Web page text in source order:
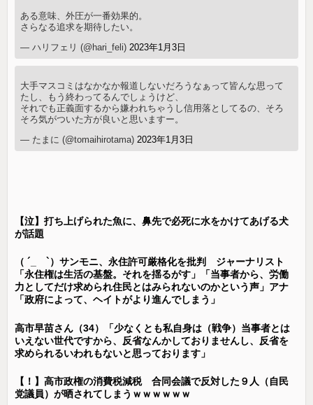
ある意味、外圧が一番効果的。
さらなる追求を期待したい。
— ハリフェリ (@hari_feli) 2023年1月3日
大手マスコミはなかなか報道しないだろうなぁって皆んな思って
たし、もう終わってるんでしょうけど、
それでも正義面するから嫌われちゃうし信用落としてるの、そろ
そろ気がついた方が良いと思いますー。
— たまに (@tomaihirotama) 2023年1月3日
【泣】打ち上げられた魚に、鼻先で必死に水をかけてあげる犬
が話題
（ ´_ゝ`）サンモニ、永住許可厳格化を批判 ジャーナリスト
「永住権は生活の基盤。それを揺るがす」「当事者から、労働
力としてだけ求められ住民とはみられないのかという声」アナ
「政府によって、ヘイトがより進んでしまう」
高市早苗さん（34）「少なくとも私自身は（戦争）当事者とは
いえない世代ですから、反省なんかしておりませんし、反省を
求められるいわれもないと思っております」
【！】高市政権の消費税減税 合同会議で反対した９人（自民
党議員）が晒されてしまうｗｗｗｗｗｗ